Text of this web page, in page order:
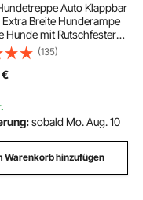
Auto Klappbar
Breite Hunderampe
Hunde mit Rutschfester
Tragbare Einstiegshilfe
LKW, Hochbett, Sofa,
113 kg
(135)
€
sobald Mo. Aug. 10
Warenkorb hinzufügen